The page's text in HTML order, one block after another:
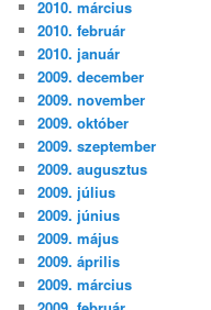
2010. március
2010. február
2010. január
2009. december
2009. november
2009. október
2009. szeptember
2009. augusztus
2009. július
2009. június
2009. május
2009. április
2009. március